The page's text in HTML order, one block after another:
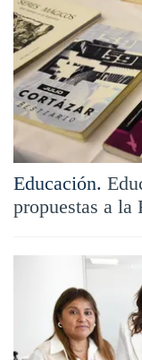
Educación.
propuestas a